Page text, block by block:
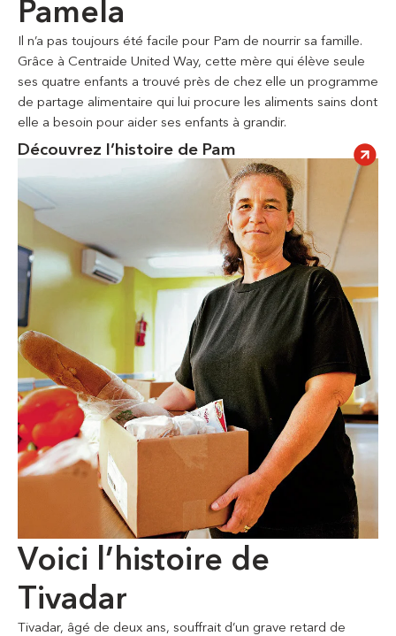
Pamela
Il n’a pas toujours été facile pour Pam de nourrir sa famille.
Grâce à Centraide United Way, cette mère qui élève seule
ses quatre enfants a trouvé près de chez elle un programme
de partage alimentaire qui lui procure les aliments sains dont
elle a besoin pour aider ses enfants à grandir.
Découvrez l’histoire de Pam
Voici l’histoire de
Tivadar
Tivadar, âgé de deux ans, souffrait d’un grave retard de